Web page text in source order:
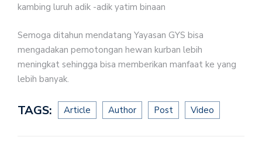
kambing luruh adik -adik yatim binaan
Semoga ditahun mendatang Yayasan GYS bisa
mengadakan pemotongan hewan kurban lebih
meningkat sehingga bisa memberikan manfaat ke yang
lebih banyak.
TAGS: Article Author Post Video